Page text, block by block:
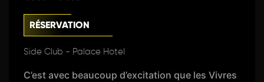
RÉSERVATION
Side Club - Palace Hotel
C’est avec beaucoup d’excitation que les Vivres